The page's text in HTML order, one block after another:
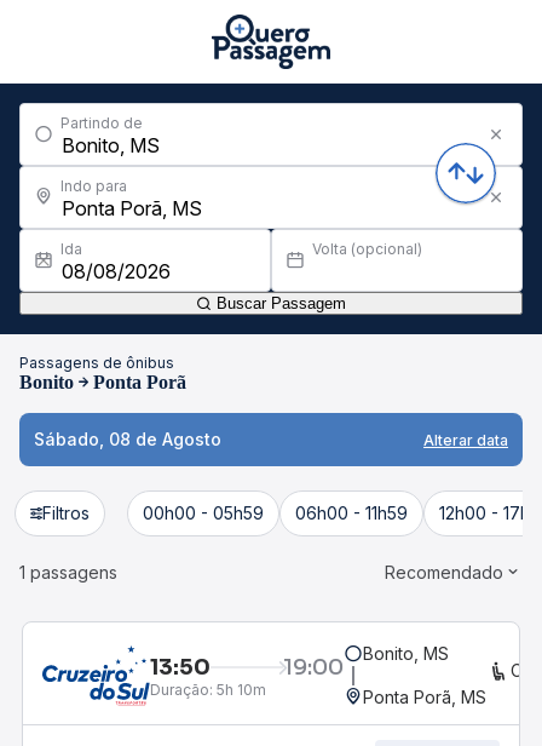
Partindo de
Indo para
Ida Volta (opcional)
Buscar Passagem
Passagens de ônibus
Bonito Ponta Porã
Sábado, 08 de Agosto Alterar data
Filtros 00h00 - 05h59 06h00 - 11h59 12h00 -
1 passagens Recomendado
13:50 19:00
Duração: 5h 10m
Bonito, MS
Ponta Porã, MS